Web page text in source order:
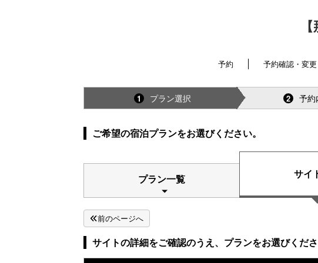
予約 予約確認・変
1 プラン選択 2 予約
ご希望の宿泊プランをお選びください。
プラン一覧 サイ
前のページへ
サイトの詳細をご確認のうえ、プランをお選びくださ